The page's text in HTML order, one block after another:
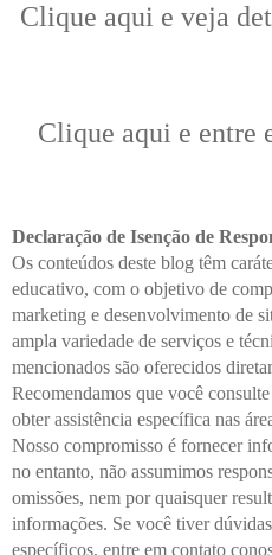
Clique aqui e veja
Clique aqui e entre
Declaração de Isenção de
Os conteúdos deste blog têm
educativo, com o objetivo de
marketing e desenvolvimento de
ampla variedade de serviços e
mencionados são oferecidos
Recomendamos que você
obter assistência específica nas
Nosso compromisso é fornecer
no entanto, não assumimos
omissões, nem por quaisquer
informações. Se você tiver
específicos, entre em contato